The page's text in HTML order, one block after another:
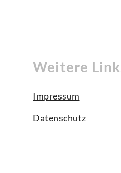
Weitere
Impressum
Datenschutz